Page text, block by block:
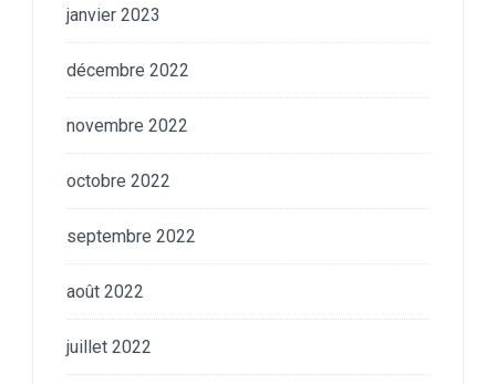
janvier 2023
décembre 2022
novembre 2022
octobre 2022
septembre 2022
août 2022
juillet 2022